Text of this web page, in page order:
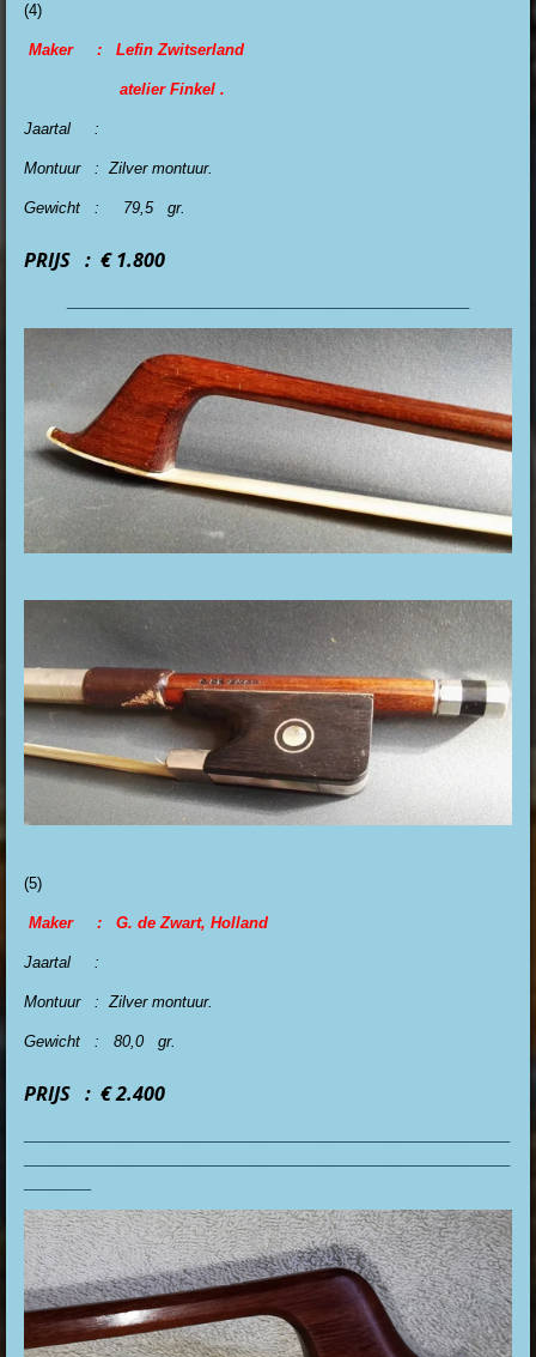
(4)
Maker : Lefin Zwitserland
atelier Finkel .
Jaartal :
Montuur : Zilver montuur.
Gewicht : 79,5 gr.
PRIJS : € 1.800
(5)
Maker : G. de Zwart, Holland
Jaartal :
Montuur : Zilver montuur.
Gewicht : 80,0 gr.
PRIJS : € 2.400